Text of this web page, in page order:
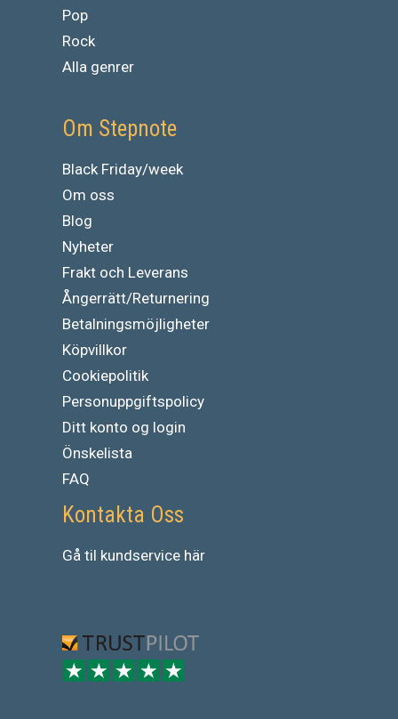
Pop
Rock
Alla genrer
Om Stepnote
Black Friday/week
Om oss
Blog
Nyheter
Frakt och Leverans
Ångerrätt/Returnering
Betalningsmöjligheter
Köpvillkor
Cookiepolitik
Personuppgiftspolicy
Ditt konto og login
Önskelista
FAQ
Kontakta Oss
Gå til kundservice här